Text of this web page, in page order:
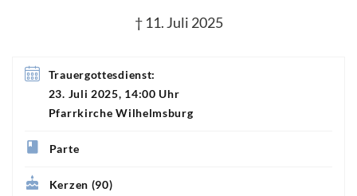
† 11. Juli 2025
Trauergottesdienst:
23. Juli 2025, 14:00 Uhr
Pfarrkirche Wilhelmsburg
Parte
Kerzen (90)